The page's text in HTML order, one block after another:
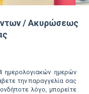
/ Ακυρώσεως
ημερολογιακών ημερών
την παραγγελία σας
λόγο, μπορείτε